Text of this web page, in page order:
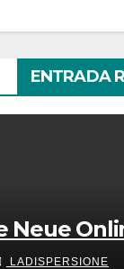
ENTRADA
Neue
LADISPERSIONE